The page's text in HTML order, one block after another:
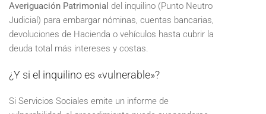
Averiguación Patrimonial del inquilino (Punto Neutro
Judicial) para embargar nóminas, cuentas bancarias,
devoluciones de Hacienda o vehículos hasta cubrir la
deuda total más intereses y costas.
¿Y si el inquilino es «vulnerable»?
Si Servicios Sociales emite un informe de